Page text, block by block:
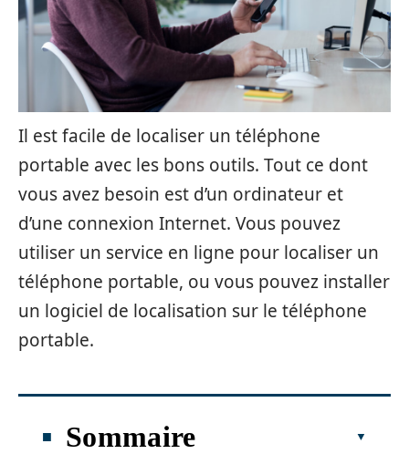
Il est facile de localiser un téléphone
portable avec les bons outils. Tout ce dont
vous avez besoin est d’un ordinateur et
d’une connexion Internet. Vous pouvez
utiliser un service en ligne pour localiser un
téléphone portable, ou vous pouvez installer
un logiciel de localisation sur le téléphone
portable.
Sommaire